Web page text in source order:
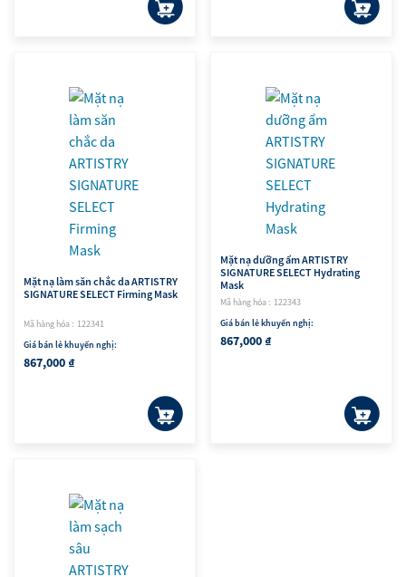
Mặt nạ làm săn chắc da ARTISTRY
SIGNATURE SELECT Firming Mask
Mã hàng hóa : 122341
Giá bán lẻ khuyến nghị:
867,000 ₫
Mặt nạ dưỡng ẩm ARTISTRY
SIGNATURE SELECT Hydrating
Mask​
Mã hàng hóa : 122343
Giá bán lẻ khuyến nghị:
867,000 ₫